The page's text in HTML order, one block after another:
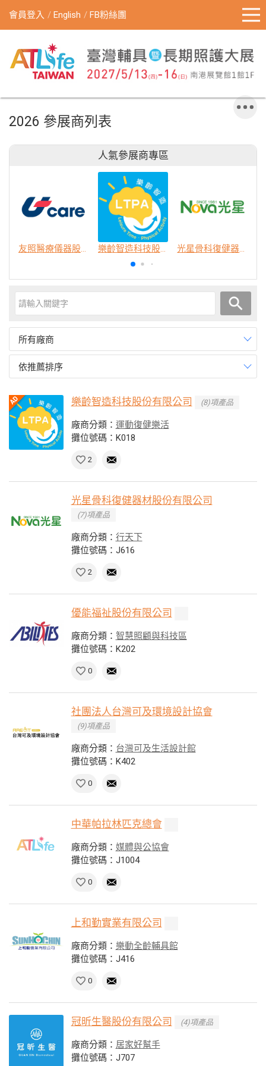
會員登入 English FB粉絲團
2026 參展商列表
人氣參展商專區
友照醫療儀器股份有限公司 樂齡智造科技股份有限公司 光星骨科復健器材股份有限公司
所有廠商
依推薦排序
樂齡智造科技股份有限公司 (8)項產品
廠商分類： 運動復健樂活
攤位號碼：K018
2
光星骨科復健器材股份有限公司
(7)項產品
廠商分類： 行天下
攤位號碼：J616
2
優能福祉股份有限公司
廠商分類： 智慧照顧與科技區
攤位號碼：K202
0
社團法人台灣可及環境設計協會
(9)項產品
廠商分類： 台灣可及生活設計館
攤位號碼：K402
0
中華帕拉林匹克總會
廠商分類： 媒體與公協會
攤位號碼：J1004
0
上和勤實業有限公司
廠商分類： 樂動全齡輔具館
攤位號碼：J416
0
冠昕生醫股份有限公司 (4)項產品
廠商分類： 居家好幫手
攤位號碼：J707